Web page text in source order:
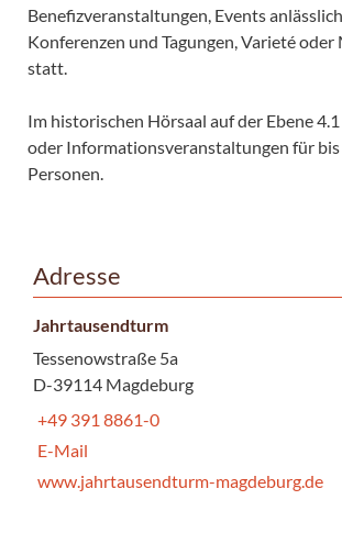
Benefizveranstaltungen, Events
Konferenzen und Tagungen, Varieté oder
statt.
Im historischen Hörsaal auf der Ebene
oder Informationsveranstaltungen für bis
Personen.
Adresse
Jahrtausendturm
Tessenowstraße 5a
D-39114 Magdeburg
+49 391 8861-0
E-Mail
www.jahrtausendturm-magdeburg.de